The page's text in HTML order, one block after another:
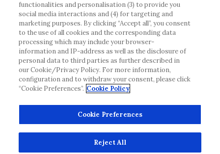
Roche har inte alltid möjlighet att kvalitetssäkra
andras inlägg, men kommer att ta bort vilseledande
eller olämpliga inlägg i möjligaste mån. Vi har inget
ansvar för innehållet på externa webbplatser som
det länkas till. Kopiering av material från denna
webbplats för användning någon annanstans är inte
tillåtet utan överenskommelse. Webbplatsen säljer
biverkningar eller produktklagomål. Kontakta
kundtjänst för att rapportera en händelse.
functionalities and personalisation (3) to provide you
social media interactions and (4) for targeting and
marketing purposes. By clicking “Accept all”, you consent
to the use of all cookies and the corresponding data
processing which may include your browser-
information and IP-address as well as the disclosure of
personal data to third parties as further described in
our Cookie/Privacy Policy. For more information,
configuration and to withdraw your consent, please click
“Cookie Preferences”. Cookie Policy
Cookie Preferences
Reject All